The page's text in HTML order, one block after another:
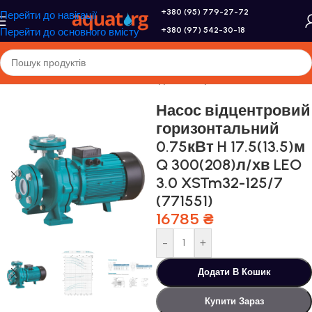
Перейти до навігації
Перейти до основного вмісту
+380 (95) 779-27-72
+380 (97) 542-30-18
Головна/Насоси та насосне обладнання/Промислові насоси
Насос відцентровий
горизонтальний
0.75кВт H 17.5(13.5)м
Q 300(208)л/хв LEO
3.0 XSTm32-125/7
(771551)
16785 ₴
- +
Додати В Кошик
Купити Зараз